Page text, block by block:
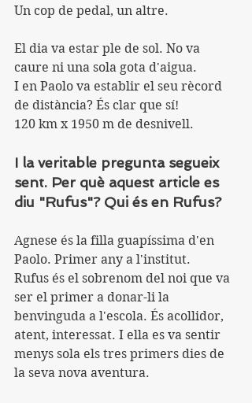
Un cop de pedal, un altre.
El dia va estar ple de sol. No va
caure ni una sola gota d'aigua.
I en Paolo va establir el seu rècord
de distància? És clar que sí!
120 km x 1950 m de desnivell.
I la veritable pregunta segueix
sent. Per què aquest article es
diu "Rufus"? Qui és en Rufus?
Agnese és la filla guapíssima d'en
Paolo. Primer any a l'institut.
Rufus és el sobrenom del noi que va
ser el primer a donar-li la
benvinguda a l'escola. És acollidor,
atent, interessat. I ella es va sentir
menys sola els tres primers dies de
la seva nova aventura.